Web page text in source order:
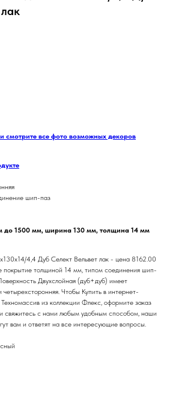
смотрите все фото возможных декоров
шип-паз
до 1500 мм, ширина 130 мм, толщина 14 мм
4,4 Дуб Селект Вельвет лак - цена 8162.00
покрытие толщиной 14 мм, типом соединения шип-
Двухслойная (дуб+дуб) имеет
Чтобы Купить в интернет-
из коллекции Флекс, оформите заказ
свяжитесь с нами любым удобным способом, наши
вам и ответят на все интересующие вопросы.